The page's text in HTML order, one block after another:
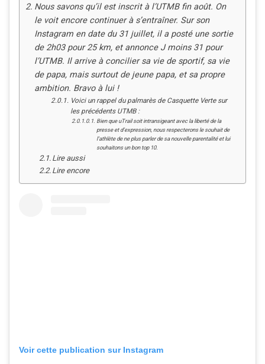
Nous savons qu’il est inscrit à l’UTMB fin août. On
le voit encore continuer à s’entraîner. Sur son
Instagram en date du 31 juillet, il a posté une sortie
de 2h03 pour 25 km, et annonce J moins 31 pour
l’UTMB. Il arrive à concilier sa vie de sportif, sa vie
de papa, mais surtout de jeune papa, et sa propre
ambition. Bravo à lui !
Voici un rappel du palmarès de Casquette Verte sur
les précédents UTMB :
Bien que uTrail soit intransigeant avec la liberté de la
presse et d’expression, nous respecterons le souhait de
l’athlète de ne plus parler de sa nouvelle parentalité et lui
souhaitons un bon top 10.
Lire aussi
Lire encore
Voir cette publication sur Instagram